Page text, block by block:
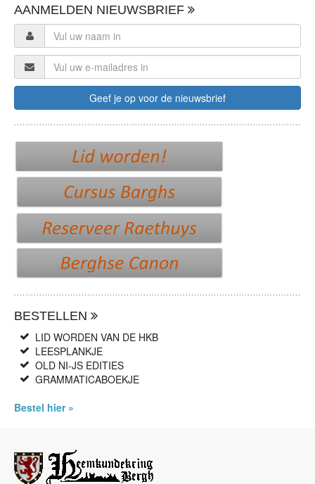
AANMELDEN NIEUWSBRIEF
BESTELLEN
LID WORDEN VAN DE HKB
LEESPLANKJE
OLD NI-JS EDITIES
GRAMMATICABOEKJE
Bestel hier »